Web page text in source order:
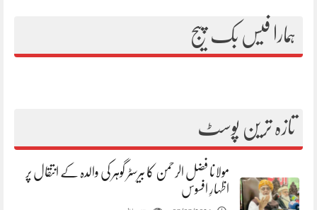
ہمارا فیس بک پیج
تازہ ترین پوسٹ
مولانا فضل الرحمن کا بیرسٹر گوہر کی والدہ کے انتقال پر
اظہارِ افسوس